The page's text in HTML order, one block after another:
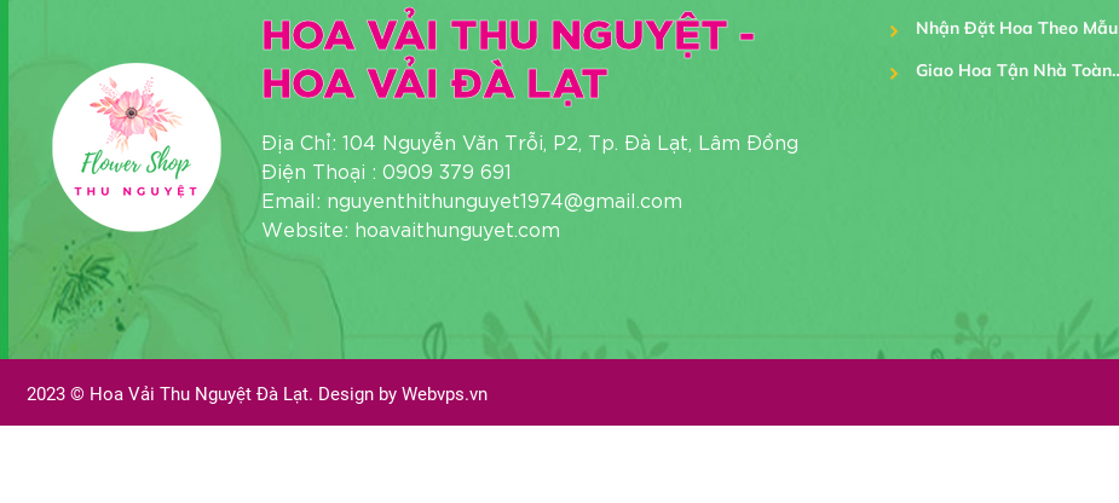
HOA VẢI THU NGUYỆT -
HOA VẢI ĐÀ LẠT
Địa Chỉ: 104 Nguyễn Văn Trỗi, P2, Tp. Đà Lạt, Lâm Đồng
Điện Thoại : 0909 379 691
Email: nguyenthithunguyet1974@gmail.com
Website: hoavaithunguyet.com
Nhận Đặt Hoa Theo Mẫu
Giao Hoa Tận Nhà Toàn
2023 © Hoa Vải Thu Nguyệt Đà Lạt. Design by Webvps.vn